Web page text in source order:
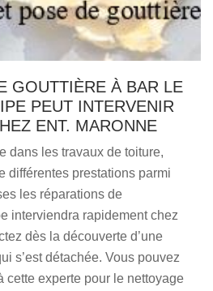
GOUTTIÈRE À BAR LE
PEUT INTERVENIR
ENT. MARONNE
dans les travaux de toiture,
différentes prestations parmi
les réparations de
interviendra rapidement chez
dès la découverte d’une
s’est détachée. Vous pouvez
cette experte pour le nettoyage